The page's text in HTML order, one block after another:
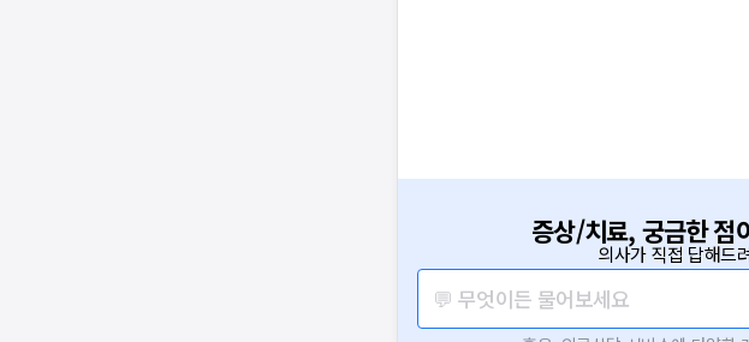
증상/치료, 궁금한 점
의사가 직접 답해드
💬 무엇이든 물어보세요